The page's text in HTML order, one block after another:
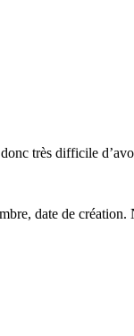
très difficile
date de